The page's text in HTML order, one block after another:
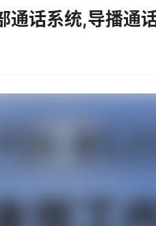
话系统,导播通